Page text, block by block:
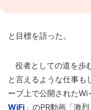
と目標を語った。
役者としての道を歩
と言えるような仕事も
ーブ上で公開された
WiFi 」のPR動画「激